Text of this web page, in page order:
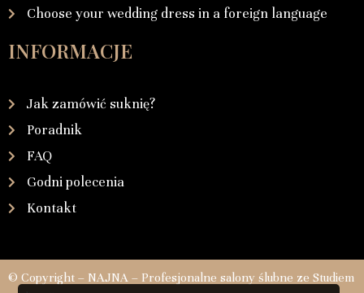
Choose your wedding dress in a foreign language
INFORMACJE
Jak zamówić suknię?
Poradnik
FAQ
Godni polecenia
Kontakt
© Copyright – NAJNA – Profesjonalne salony ślubne ze Studiem